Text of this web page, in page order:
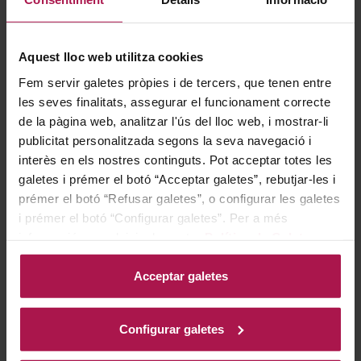
Aquest lloc web utilitza cookies
Fem servir galetes pròpies i de tercers, que tenen entre
les seves finalitats, assegurar el funcionament correcte
de la pàgina web, analitzar l'ús del lloc web, i mostrar-li
publicitat personalitzada segons la seva navegació i
interès en els nostres continguts. Pot acceptar totes les
galetes i prémer el botó “Acceptar galetes”, rebutjar-les i
prémer el botó “Refusar galetes”, o configurar les galetes
i prémer el botó “Configurar galetes”. Per a més
Acceptar galetes
Configurar galetes
AFEGIR AFEGIR
Sin Denominacion Origen
Mucho Más Blanco
DOC Rioja
Medrano Irazu Amador
Bodegas Medrano Irazu
2021
37,50 €